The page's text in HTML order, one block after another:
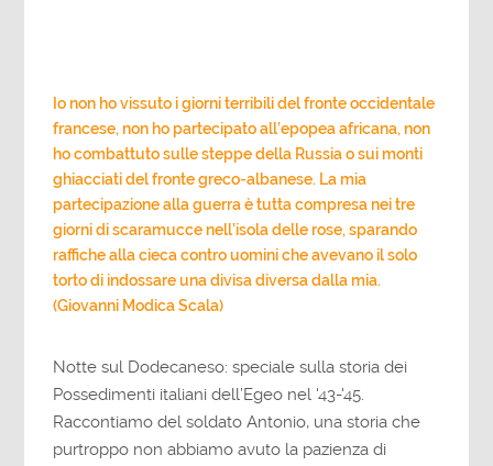
Io non ho vissuto i giorni terribili del fronte occidentale
francese, non ho partecipato all’epopea africana, non
ho combattuto sulle steppe della Russia o sui monti
ghiacciati del fronte greco-albanese. La mia
partecipazione alla guerra è tutta compresa nei tre
giorni di scaramucce nell’isola delle rose, sparando
raffiche alla cieca contro uomini che avevano il solo
torto di indossare una divisa diversa dalla mia.
(Giovanni Modica Scala)
Notte sul Dodecaneso: speciale sulla storia dei
Possedimenti italiani dell’Egeo nel '43-'45.
Raccontiamo del soldato Antonio, una storia che
purtroppo non abbiamo avuto la pazienza di